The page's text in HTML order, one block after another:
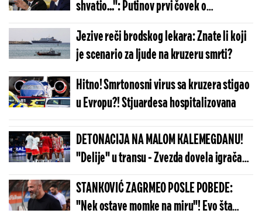
shvatio...": Putinov prvi čovek o
predsedniku Srbije
Jezive reči brodskog lekara: Znate li koji
je scenario za ljude na kruzeru smrti?
Hitno! Smrtonosni virus sa kruzera stigao
u Evropu?! Stjuardesa hospitalizovana
DETONACIJA NA MALOM KALEMEGDANU!
"Delije" u transu - Zvezda dovela igrača
Real Madrida!
STANKOVIĆ ZAGRMEO POSLE POBEDE:
"Nek ostave momke na miru"! Evo šta